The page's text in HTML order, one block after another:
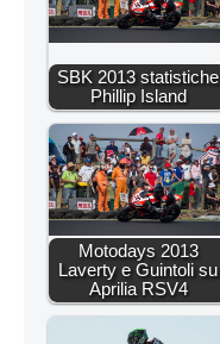
SBK 2013 statistiche
Phillip Island
Motodays 2013
Laverty e Guintoli su
Aprilia RSV4